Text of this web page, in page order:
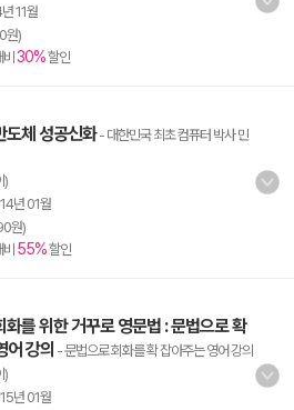
11월
원)
30%할인
도체 성공신화- 대한민국 최초 컴퓨터 박사 민
)
년 01월
원)
55%할인
를 위한 거꾸로 영문법 : 문법으로 확
어 강의 - 문법으로 회화를 확 잡아주는 영어 강의
)
년 01월